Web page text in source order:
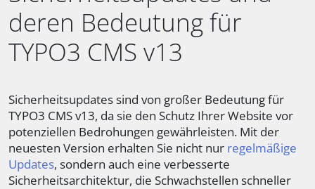
deren Bedeutung für
TYPO3 CMS v13
Sicherheitsupdates sind von großer Bedeutung für
TYPO3 CMS v13, da sie den Schutz Ihrer Website vor
potenziellen Bedrohungen gewährleisten. Mit der
neuesten Version erhalten Sie nicht nur regelmäßige
Updates, sondern auch eine verbesserte
Sicherheitsarchitektur, die Schwachstellen schneller